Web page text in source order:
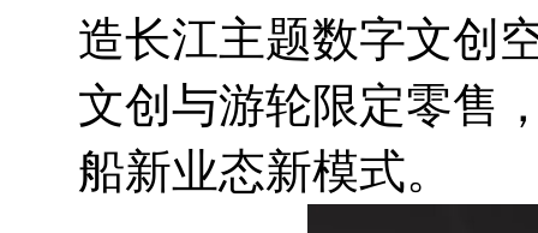
造长江主题数字文创
文创与游轮限定零售
船新业态新模式。